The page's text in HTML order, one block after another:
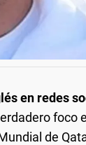
en redes
foco
de